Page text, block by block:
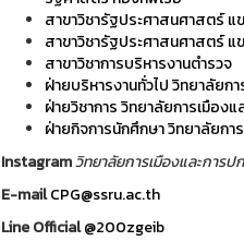
สาขาวิชารัฐประศาสนศาสตร์
สาขาวิชารัฐประศาสนศาสตร์ แ
สาขาวิชาการบริหารงานตำรวจ
ฝ่ายบริหารงานทั่วไป วิทยาลัยก
ฝ่ายวิชาการ วิทยาลัยการเมือง
ฝ่ายกิจการนักศึกษา วิทยาลัยกา
Instagramวิทยาลัยการเมืองและการ
E-mailCPG@ssru.ac.th
Line Official@200zgeib